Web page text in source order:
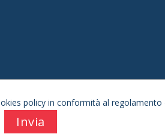
policy in conformità al regolamento